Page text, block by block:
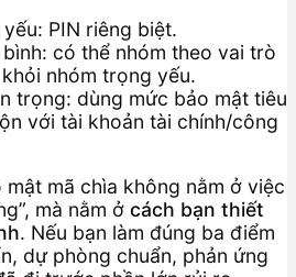
PIN riêng biệt.
có thể nhóm theo vai trò
nhóm trọng yếu.
trọng: dùng mức bảo mật tiêu
với tài khoản tài chính/công
mã chìa không nằm ở việc
mà nằm ở cách bạn thiết
. Nếu bạn làm đúng ba điểm
dự phòng chuẩn, phản ứng